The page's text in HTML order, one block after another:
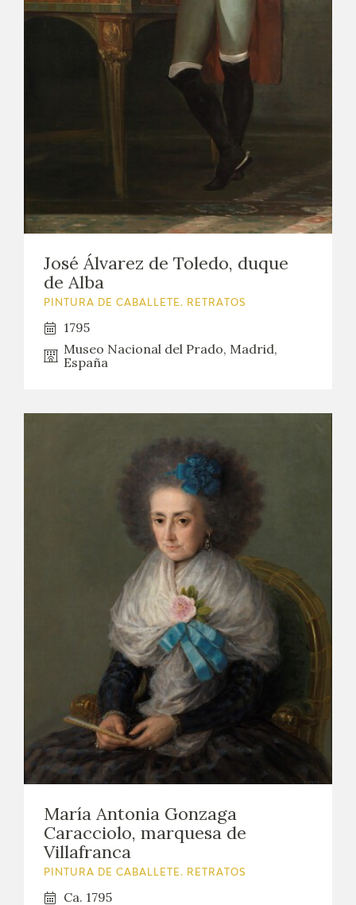
José Álvarez de Toledo, duque
de Alba
PINTURA DE CABALLETE. RETRATOS
1795
Museo Nacional del Prado, Madrid,
España
María Antonia Gonzaga
Caracciolo, marquesa de
Villafranca
PINTURA DE CABALLETE. RETRATOS
Ca. 1795